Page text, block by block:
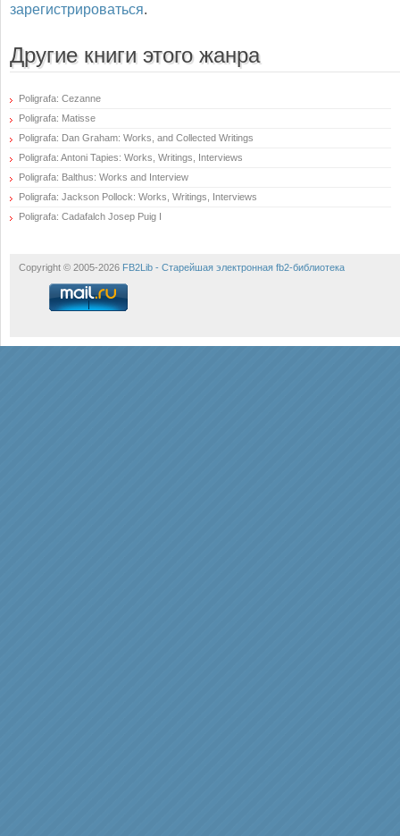
зарегистрироваться.
Другие книги этого жанра
Poligrafa: Cezanne
Poligrafa: Matisse
Poligrafa: Dan Graham: Works, and Collected Writings
Poligrafa: Antoni Tapies: Works, Writings, Interviews
Poligrafa: Balthus: Works and Interview
Poligrafa: Jackson Pollock: Works, Writings, Interviews
Poligrafa: Cadafalch Josep Puig I
Copyright © 2005-2026 FB2Lib - Старейшая электронная fb2-библиотека